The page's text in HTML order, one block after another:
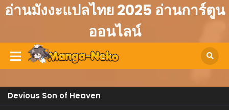
อ่านมังงะแปลไทย 2025 อ่านการ์ตูน
ออนไลน์
Devious Son of Heaven